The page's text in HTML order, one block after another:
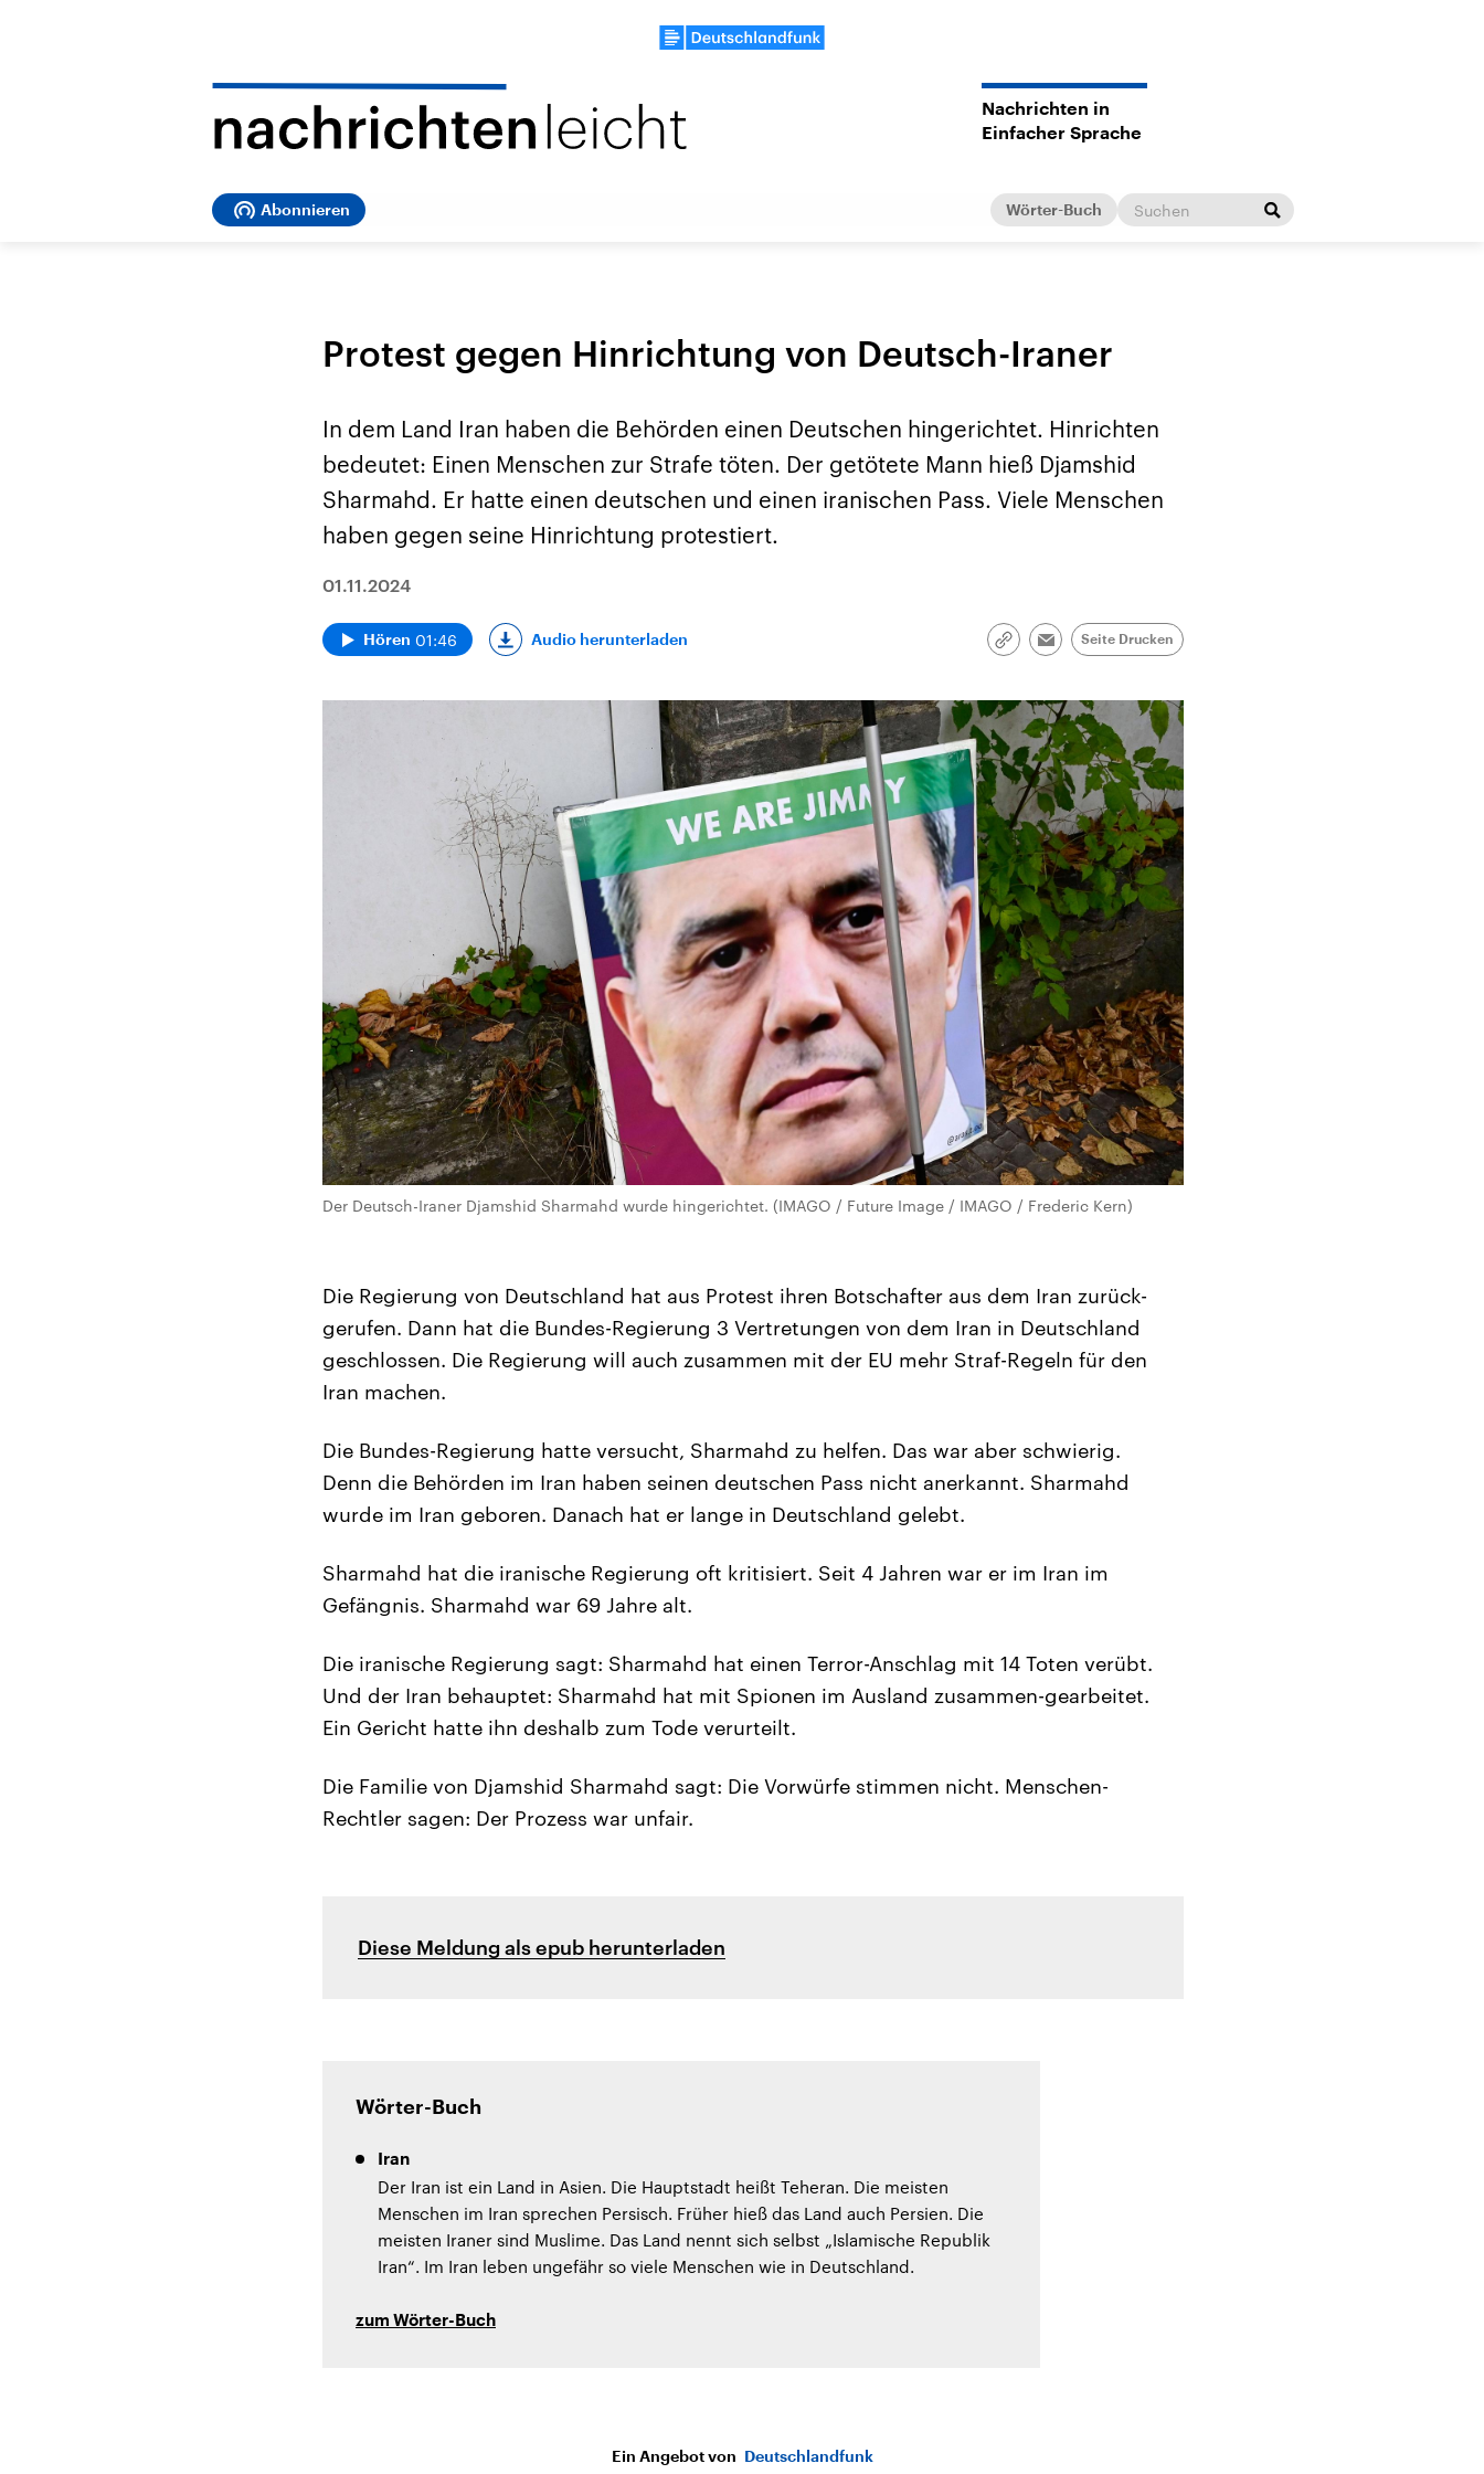
Nachrichten in
Einfacher Sprache
Abonnieren Wörter-Buch
Protest gegen Hinrichtung von Deutsch-Iraner
In dem Land Iran haben die Behörden einen Deutschen hingerichtet. Hinrichten
bedeutet: Einen Menschen zur Strafe töten. Der getötete Mann hieß Djamshid
Sharmahd. Er hatte einen deutschen und einen iranischen Pass. Viele Menschen
haben gegen seine Hinrichtung protestiert.
01.11.2024
Hören 01:46 Audio herunterladen
Link
Email
Seite Drucken
Der Deutsch-Iraner Djamshid Sharmahd wurde hingerichtet. (IMAGO / Future Image / IMAGO / Frederic Kern)
Die Regierung von Deutschland hat aus Protest ihren Botschafter aus dem Iran zurück-
gerufen. Dann hat die Bundes-Regierung 3 Vertretungen von dem Iran in Deutschland
geschlossen. Die Regierung will auch zusammen mit der EU mehr Straf-Regeln für den
Iran machen.
Die Bundes-Regierung hatte versucht, Sharmahd zu helfen. Das war aber schwierig.
Denn die Behörden im Iran haben seinen deutschen Pass nicht anerkannt. Sharmahd
wurde im Iran geboren. Danach hat er lange in Deutschland gelebt.
Sharmahd hat die iranische Regierung oft kritisiert. Seit 4 Jahren war er im Iran im
Gefängnis. Sharmahd war 69 Jahre alt.
Die iranische Regierung sagt: Sharmahd hat einen Terror-Anschlag mit 14 Toten verübt.
Und der Iran behauptet: Sharmahd hat mit Spionen im Ausland zusammen-gearbeitet.
Ein Gericht hatte ihn deshalb zum Tode verurteilt.
Die Familie von Djamshid Sharmahd sagt: Die Vorwürfe stimmen nicht. Menschen-
Rechtler sagen: Der Prozess war unfair.
Diese Meldung als epub herunterladen
Wörter-Buch
Iran
Der Iran ist ein Land in Asien. Die Hauptstadt heißt Teheran. Die meisten
Menschen im Iran sprechen Persisch. Früher hieß das Land auch Persien. Die
meisten Iraner sind Muslime. Das Land nennt sich selbst „Islamische Republik
Iran“. Im Iran leben ungefähr so viele Menschen wie in Deutschland.
zum Wörter-Buch
Ein Angebot von Deutschlandfunk